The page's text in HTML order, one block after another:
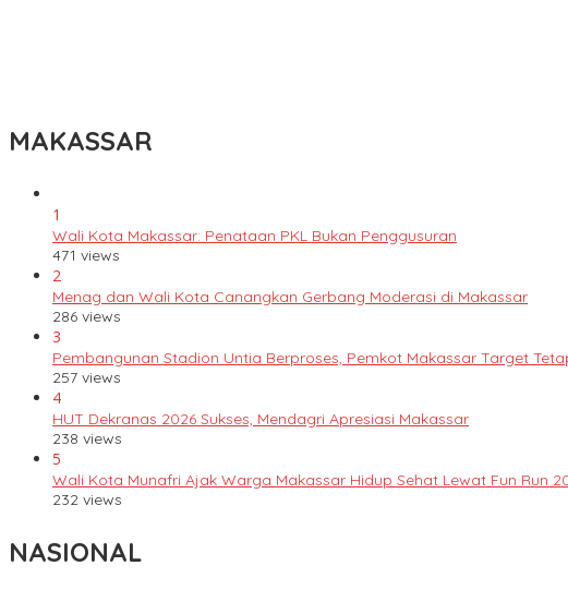
MAKASSAR
1
Wali Kota Makassar: Penataan PKL Bukan Penggusuran
471 views
2
Menag dan Wali Kota Canangkan Gerbang Moderasi di Makassar
286 views
3
Pembangunan Stadion Untia Berproses, Pemkot Makassar Target
257 views
4
HUT Dekranas 2026 Sukses, Mendagri Apresiasi Makassar
238 views
5
Wali Kota Munafri Ajak Warga Makassar Hidup Sehat Lewat Fun Run
232 views
NASIONAL